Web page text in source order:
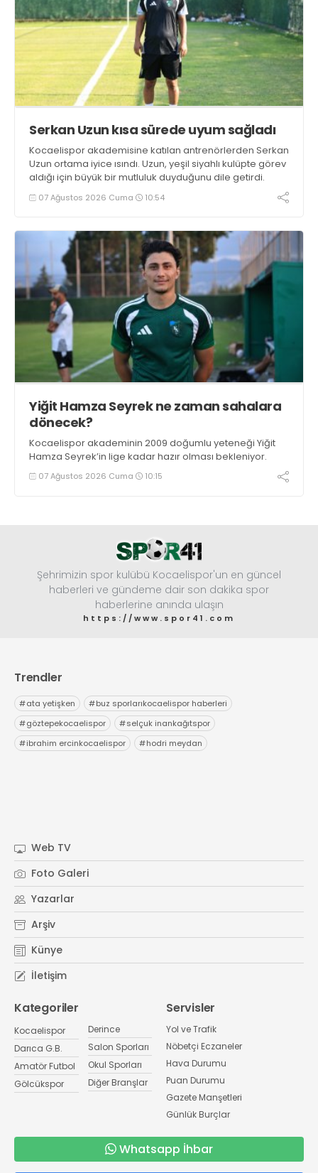
Serkan Uzun kısa sürede uyum sağladı
Kocaelispor akademisine katılan antrenörlerden Serkan
Uzun ortama iyice ısındı. Uzun, yeşil siyahlı kulüpte görev
aldığı için büyük bir mutluluk duyduğunu dile getirdi.
07 Ağustos 2026 Cuma 10:54
Yiğit Hamza Seyrek ne zaman sahalara
dönecek?
Kocaelispor akademinin 2009 doğumlu yeteneği Yiğit
Hamza Seyrek’in lige kadar hazır olması bekleniyor.
07 Ağustos 2026 Cuma 10:15
Şehrimizin spor kulübü Kocaelispor'un en güncel
haberleri ve gündeme dair son dakika spor
haberlerine anında ulaşın
https://www.spor41.com
Trendler
#ata yetişken #buz sporlarıkocaelispor haberleri
#göztepekocaelispor #selçuk inankağıtspor
#ibrahim ercinkocaelispor #hodri meydan
Web TV
Foto Galeri
Yazarlar
Arşiv
Künye
İletişim
Kategoriler
Kocaelispor
Darıca G.B.
Amatör Futbol
Gölcükspor
Derince
Salon Sporları
Okul Sporları
Diğer Branşlar
Servisler
Yol ve Trafik
Nöbetçi Eczaneler
Hava Durumu
Puan Durumu
Gazete Manşetleri
Günlük Burçlar
Whatsapp İhbar